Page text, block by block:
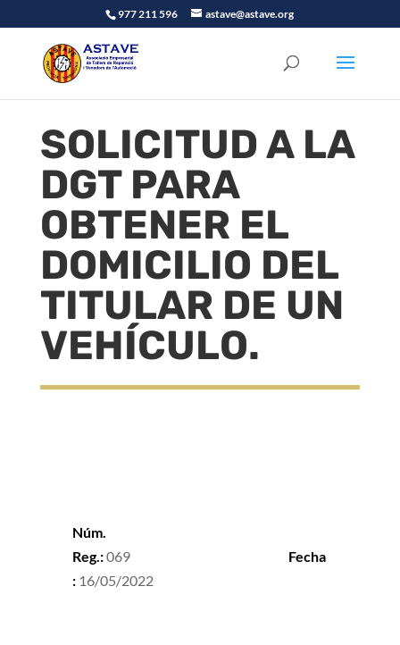
977 211 596 astave@astave.org
SOLICITUD A LA
DGT PARA
OBTENER EL
DOMICILIO DEL
TITULAR DE UN
VEHÍCULO.
Núm.
Reg.:069
Fecha
: 16/05/2022